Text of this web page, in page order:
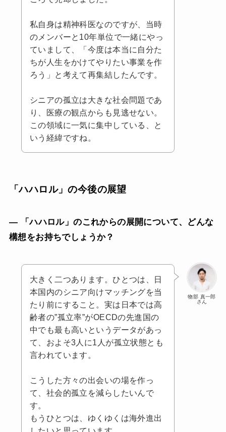
私自身は精神科医なのですが、当時
のメンバーと10年単位で一緒にやっ
ていまして、「今度は本当に自分た
ちが人生をかけてやりたい事業を作
ろう」と考えて再集結したんです。
シニアの孤立は大きな社会問題であ
り、医療の観点からも見逃せない。
この領域に一気に集中している、と
いう経緯ですね。
「ハハロル」の今後の展望
— 「ハハロル」のこれからの展開について、どんな
構想をお持ちでしょうか？
物部 真一郎
さん
大きく二つあります。ひとつは、日
本国内のシニア向けマッチングを当
たり前にすること。実は日本では高
齢者の”孤立率”がOECDの先進国の
中でも最も高いというデータがあっ
て、およそ3人に1人が孤立状態とも
言われています。
こうした方々の出会いの場を作っ
て、社会的孤立を減らしたいんで
す。
もうひとつは、ゆくゆくは海外進出